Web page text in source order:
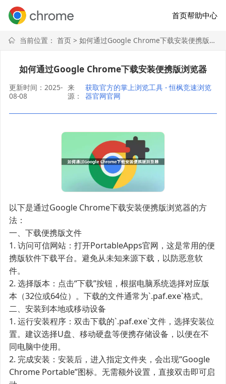
首页帮助中心
当前位置： 首页> 如何通过Google Chrome下载安装便携版浏览器
如何通过Google Chrome下载安装便携版浏览器
更新时间：2025-
08-08
来
源：
获取官方的掌上浏览工具 - 恒枫竞速浏览
器官网官网
以下是通过Google Chrome下载安装便携版浏览器的方
法：
一、下载便携版文件
1. 访问可信网站：打开PortableApps官网，这是常用的便
携版软件下载平台。避免从未知来源下载，以防恶意软
件。
2. 选择版本：点击“下载”按钮，根据电脑系统选择对应版
本（32位或64位）。下载的文件通常为`.paf.exe`格式。
二、安装到本地或移动设备
1. 运行安装程序：双击下载的`.paf.exe`文件，选择安装位
置。建议选择U盘、移动硬盘等便携存储设备，以便在不
同电脑中使用。
2. 完成安装：安装后，进入指定文件夹，会出现“Google
Chrome Portable”图标。无需额外设置，直接双击即可启